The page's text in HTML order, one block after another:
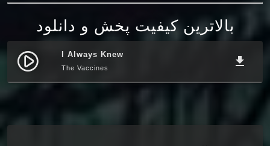
بالاترین کیفیت پخش و دانلود
play_circle_filled I Always Knew
The Vaccines file_download